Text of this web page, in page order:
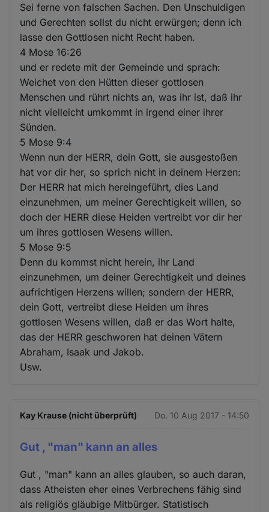
Sei ferne von falschen Sachen. Den Unschuldigen
und Gerechten sollst du nicht erwürgen; denn ich
lasse den Gottlosen nicht Recht haben.
4 Mose 16:26
und er redete mit der Gemeinde und sprach:
Weichet von den Hütten dieser gottlosen
Menschen und rührt nichts an, was ihr ist, daß ihr
nicht vielleicht umkommt in irgend einer ihrer
Sünden.
5 Mose 9:4
Wenn nun der HERR, dein Gott, sie ausgestoßen
hat vor dir her, so sprich nicht in deinem Herzen:
Der HERR hat mich hereingeführt, dies Land
einzunehmen, um meiner Gerechtigkeit willen, so
doch der HERR diese Heiden vertreibt vor dir her
um ihres gottlosen Wesens willen.
5 Mose 9:5
Denn du kommst nicht herein, ihr Land
einzunehmen, um deiner Gerechtigkeit und deines
aufrichtigen Herzens willen; sondern der HERR,
dein Gott, vertreibt diese Heiden um ihres
gottlosen Wesens willen, daß er das Wort halte,
das der HERR geschworen hat deinen Vätern
Abraham, Isaak und Jakob.
Usw.
Kay Krause (nicht überprüft) Do. 10 Aug 2017 - 14:50
Gut , "man" kann an alles
Gut , "man" kann an alles glauben, so auch daran,
dass Atheisten eher eines Verbrechens fähig sind
als religiös gläubige Mitbürger. Statistisch